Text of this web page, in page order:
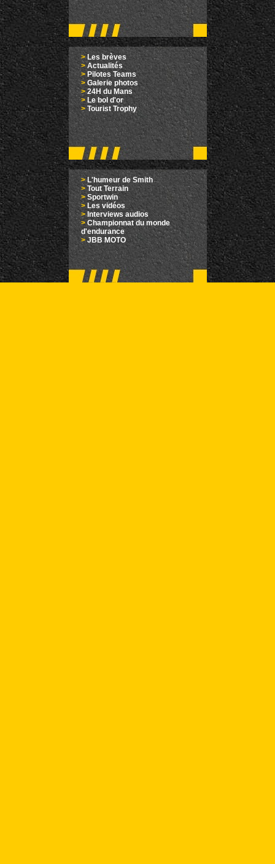
>Les brèves
> Actualités
> Pilotes Teams
>Galerie photos
>24H du Mans
>Le bol d'or
> Tourist Trophy
>L'humeur de Smith
> Tout Terrain
> Sportwin
> Les vidéos
> Interviews audios
>Championnat du monde
d'endurance
> JBB MOTO